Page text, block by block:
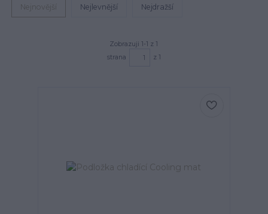
Nejnovější Nejlevnější Nejdražší
Zobrazuji 1-1 z 1
strana
z 1